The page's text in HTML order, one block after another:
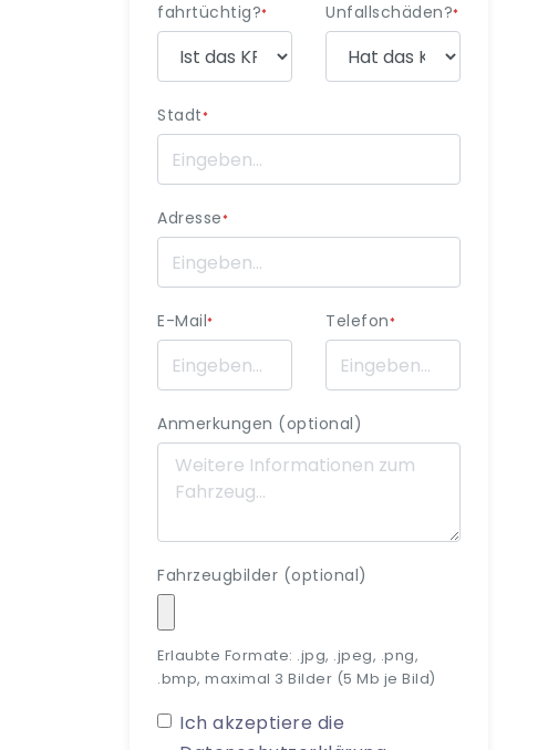
fahrtüchtig?*
Unfallschäden?*
Stadt*
Adresse*
E-Mail* Telefon*
Anmerkungen (optional)
Fahrzeugbilder (optional)
Erlaubte Formate: .jpg, .jpeg, .png,
.bmp, maximal 3 Bilder (5 Mb je Bild)
Ich akzeptiere die